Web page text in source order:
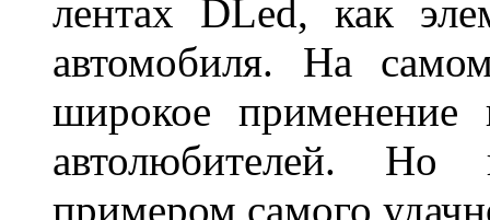
лентах DLed, как
автомобиля. На
широкое
автолюбителей. Но
примером самого